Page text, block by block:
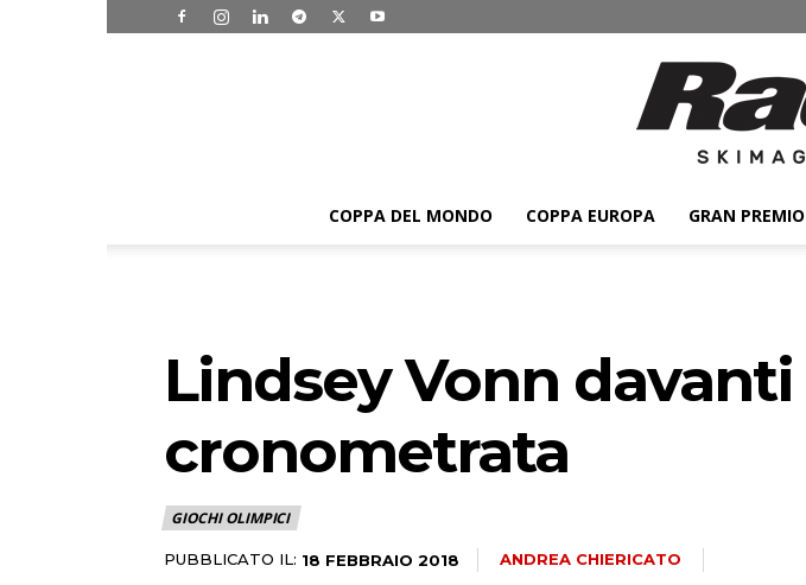
COPPA DEL MONDO COPPA EUROPA GRAN
Lindsey Vonn
cronometrata
GIOCHI OLIMPICI
PUBBLICATO IL: 18 FEBBRAIO 2018 ANDREA CHIERICATO